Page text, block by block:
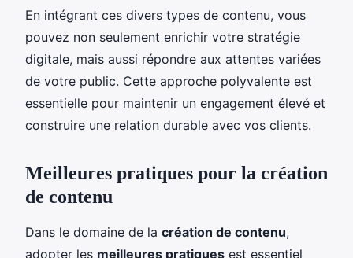
En intégrant ces divers types de contenu, vous
pouvez non seulement enrichir votre stratégie
digitale, mais aussi répondre aux attentes variées
de votre public. Cette approche polyvalente est
essentielle pour maintenir un engagement élevé et
construire une relation durable avec vos clients.
Meilleures pratiques pour la création
de contenu
Dans le domaine de la création de contenu,
adopter les meilleures pratiques est essentiel